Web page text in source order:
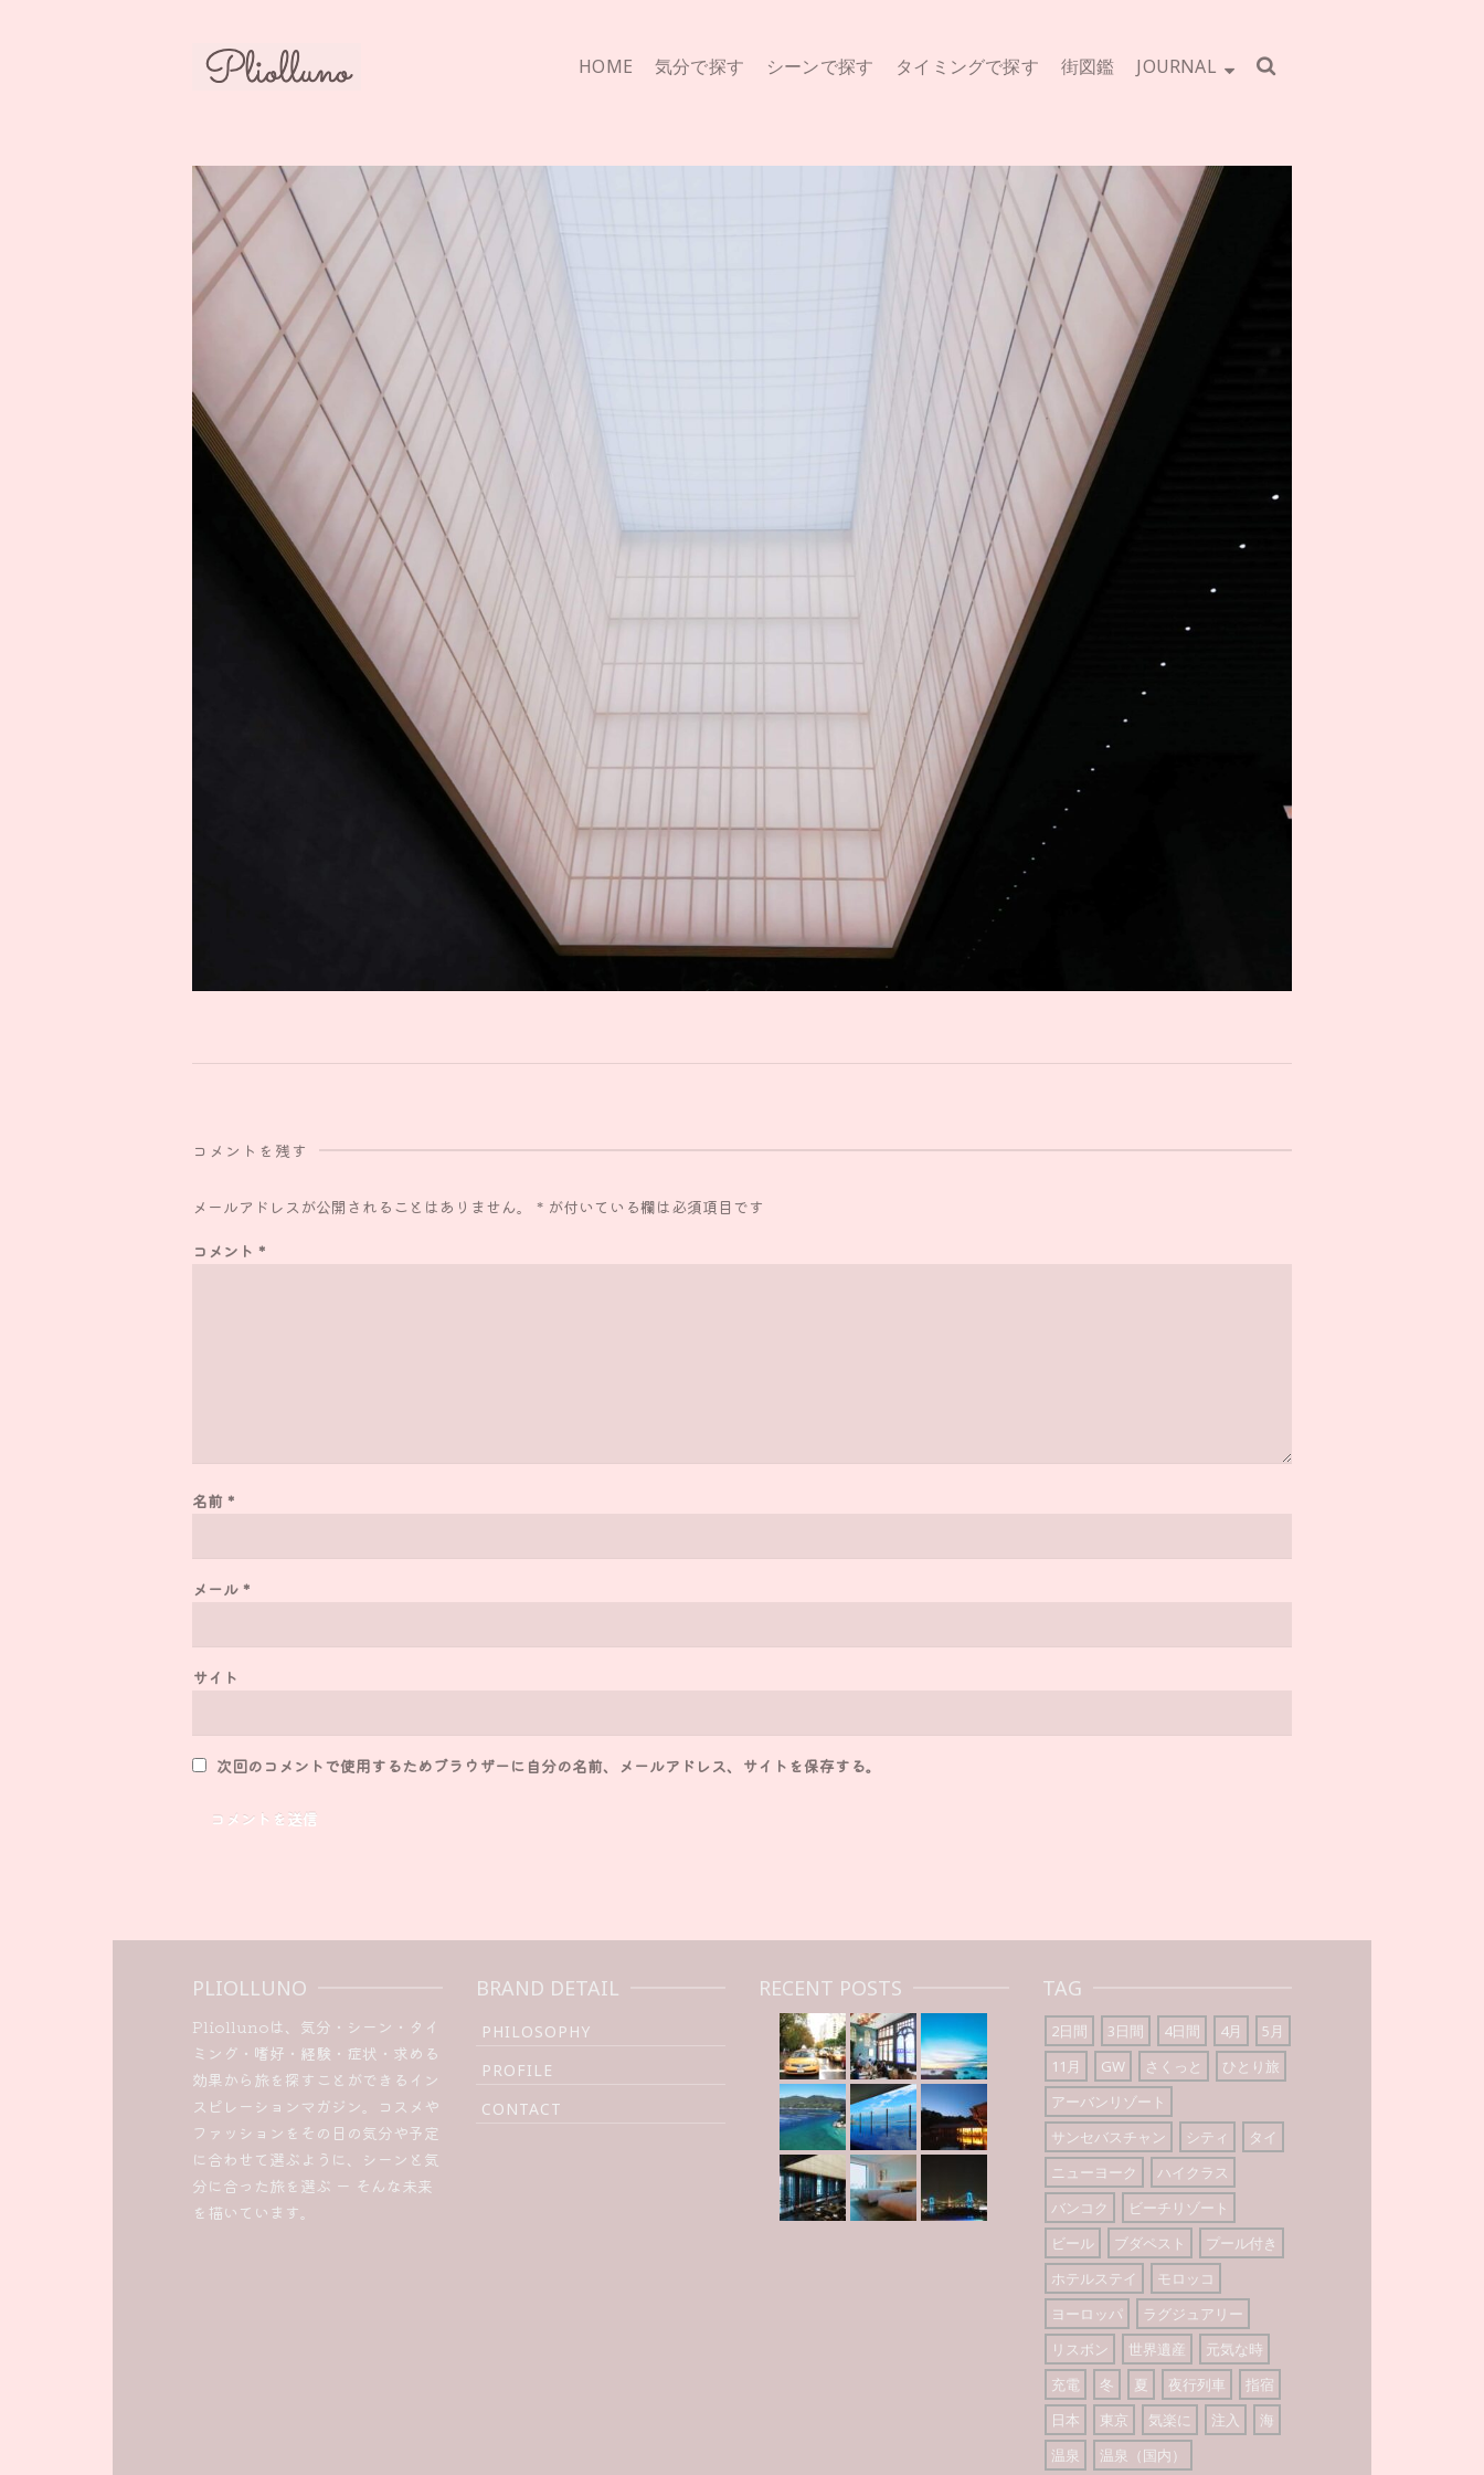
HOME 気分で探す シーンで探す タイミングで探す 街図鑑 JOURNAL
コメントを残す
メールアドレスが公開されることはありません。 * が付いている欄は必須項目です
コメント *
名前 *
メール *
サイト
次回のコメントで使用するためブラウザーに自分の名前、メールアドレス、サイトを保存する。
PLIOLLUNO
Pliollunoは、気分・シーン・タイ
ミング・嗜好・経験・症状・求める
効果から旅を探すことができるイン
スピレーションマガジン。コスメや
ファッションをその日の気分や予定
に合わせて選ぶように、シーンと気
分に合った旅を選ぶ ー そんな未来
を描いています。
BRAND DETAIL
PHILOSOPHY
PROFILE
CONTACT
RECENT POSTS TAG
2日間 3日間 4日間 4月
5月
11月
GW さくっと
ひとり旅
アーバンリゾート
サンセバスチャン
シティ
タイ
ニューヨーク
ハイクラス
バンコク
ビーチリゾート
ビール
ブダペスト
プール付き
ホテルステイ
モロッコ
ヨーロッパ
ラグジュアリー
リスボン
世界遺産
元気な時
充電
冬 夏 夜行列車
指宿
日本
東京 気楽に 注入
海
温泉
温泉（国内）